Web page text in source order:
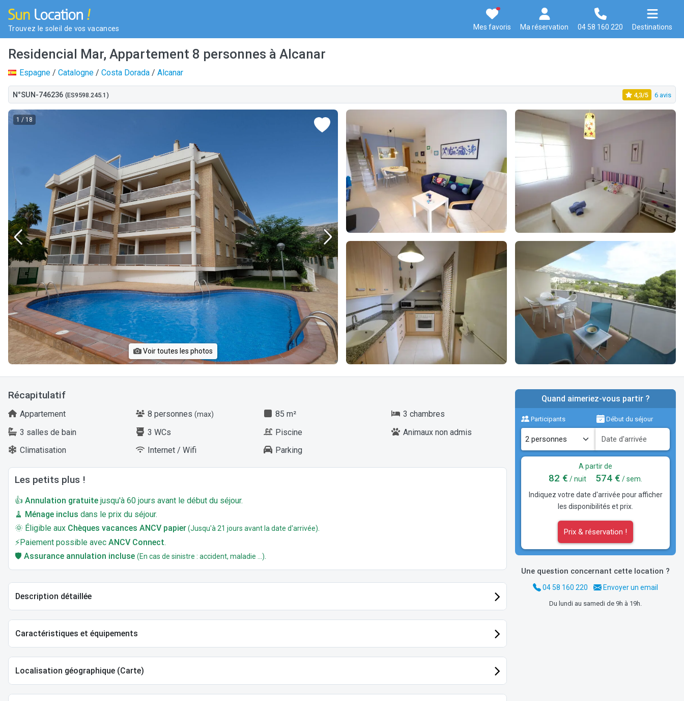
Trouvez le soleil de vos vacances Mes favoris Ma réservation 04 58 160 220 Destinations
Residencial Mar, Appartement 8 personnes à Alcanar
Espagne / Catalogne / Costa Dorada / Alcanar
N°SUN-746236 (ES9598.245.1) 4,3/5 6 avis
1 / 18
Voir toutes les photos
Récapitulatif
Appartement 8 personnes (max) 85 m²
3 chambres
3 salles de bain
3 WCs Piscine
Animaux non admis
Climatisation
Internet / Wifi Parking
Les petits plus !
👍 Annulation gratuite jusqu'à 60 jours avant le début du séjour.
🧹 Ménage inclus dans le prix du séjour.
🌞 Éligible aux Chèques vacances ANCV papier(Jusqu'à 21 jours avant la date d'arrivée).
⚡Paiement possible avec ANCV Connect.
🛡️ Assurance annulation incluse (En cas de sinistre : accident, maladie ...).
Description détaillée
Caractéristiques et équipements
Localisation géographique (Carte)
Quand aimeriez-vous partir ?
Participants Début du séjour
A partir de
82 € / nuit 574 € / sem.
Indiquez votre date d'arrivée pour afficher
les disponibilités et prix.
Prix & réservation !
Une question concernant cette location ?
04 58 160 220 Envoyer un email
Du lundi au samedi de 9h à 19h.